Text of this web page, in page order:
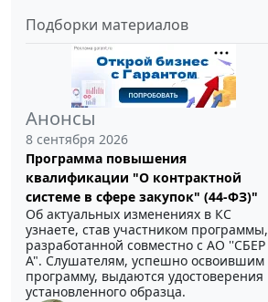
Подборки материалов
Анонсы
8 сентября 2026
Программа повышения
квалификации "О контрактной
системе в сфере закупок" (44-ФЗ)"
Об актуальных изменениях в КС
узнаете, став участником программы,
разработанной совместно с АО ''СБЕР
А". Слушателям, успешно освоившим
программу, выдаются удостоверения
установленного образца.